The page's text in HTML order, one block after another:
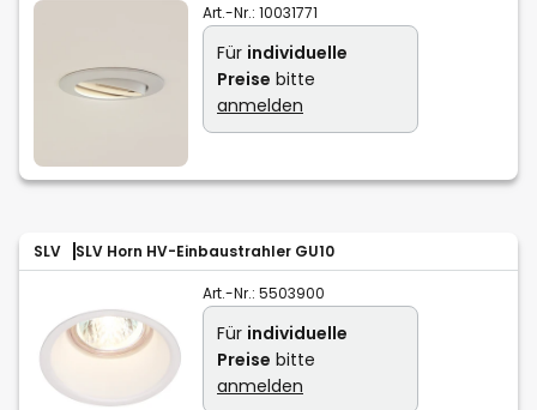
Art.-Nr.: 10031771
Für individuelle
Preise bitte
anmelden
SLV SLV Horn HV-Einbaustrahler GU10
Art.-Nr.: 5503900
Für individuelle
Preise bitte
anmelden